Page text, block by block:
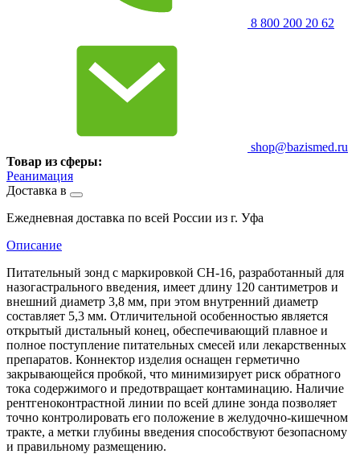
8 800 200 20 62
shop@bazismed.ru
Товар из сферы:
Реанимация
Доставка в
Ежедневная доставка по всей России из г. Уфа
Описание
Питательный зонд с маркировкой CH-16, разработанный для
назогастрального введения, имеет длину 120 сантиметров и
внешний диаметр 3,8 мм, при этом внутренний диаметр
составляет 5,3 мм. Отличительной особенностью является
открытый дистальный конец, обеспечивающий плавное и
полное поступление питательных смесей или лекарственных
препаратов. Коннектор изделия оснащен герметично
закрывающейся пробкой, что минимизирует риск обратного
тока содержимого и предотвращает контаминацию. Наличие
рентгеноконтрастной линии по всей длине зонда позволяет
точно контролировать его положение в желудочно-кишечном
тракте, а метки глубины введения способствуют безопасному
и правильному размещению.